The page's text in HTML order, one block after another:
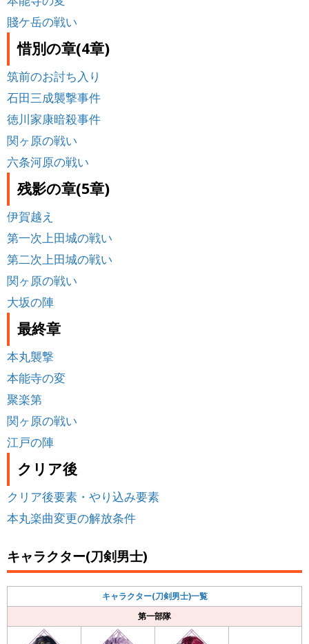
賤ケ岳の戦い
惜別の章(4章)
筑前のお討ち入り
石田三成襲撃事件
徳川家康暗殺事件
関ヶ原の戦い
六条河原の戦い
残影の章(5章)
伊賀越え
第一次上田城の戦い
第二次上田城の戦い
関ヶ原の戦い
大坂の陣
最終章
本丸襲撃
本能寺の変
聚楽第
関ヶ原の戦い
江戸の陣
クリア後
クリア後要素・やり込み要素
本丸楽曲変更の解放条件
キャラクター(刀剣男士)
キャラクター(刀剣男士)一覧
第一部隊